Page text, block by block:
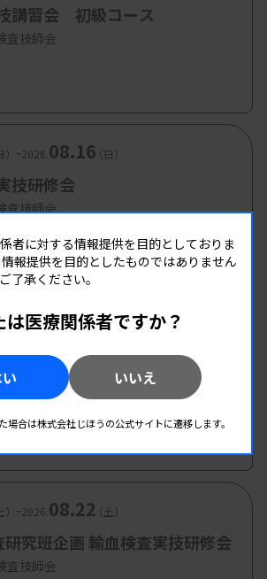
講習会 初級コース
査技師会
-2026. 08.16（日）
技研修会
査技師会
）-2026.08.22（土）
血療法委員会 金沢講演会
血療法委員会、日本輸血・細胞治療学会
床衛生検査技師会
-2026. 08.22（土）
究班企画 輸血検査実技研修会
査技師会
者に対する情報提供を目的としておりま
報提供を目的としたものではありません
了承ください。
は医療関係者ですか？
いいえ
合は株式会社じほうの公式サイトに遷移します。